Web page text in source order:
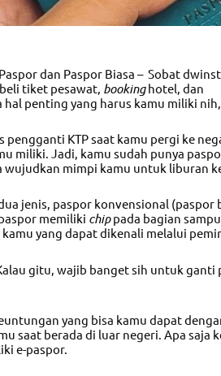
dan Paspor Biasa – Sobat
tiket pesawat, bookinghotel, dan
hal penting yang harus kamu miliki
KTP saat kamu pergi ke
miliki. Jadi, kamu sudah punya
wujudkan mimpi kamu untuk liburan
jenis, paspor konvensional (paspor
memiliki chippada bagian
yang dapat dikenali melalui
gitu, wajib banget sih untuk ganti
yang bisa kamu dapat
saat berada di luar negeri. Apa saja
e-paspor.